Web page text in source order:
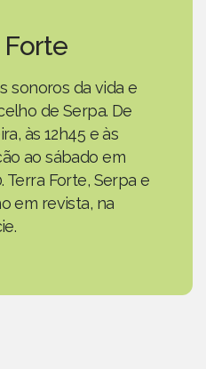
Forte
sonoros da vida e
de Serpa. De
às 12h45 e às
ao sábado em
Terra Forte, Serpa e
em revista, na